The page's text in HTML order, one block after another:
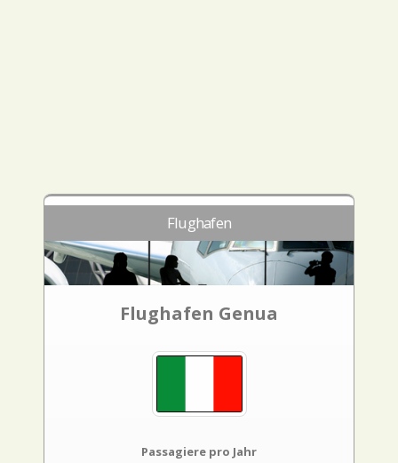
Flughafen
Flughafen Genua
Passagiere pro Jahr